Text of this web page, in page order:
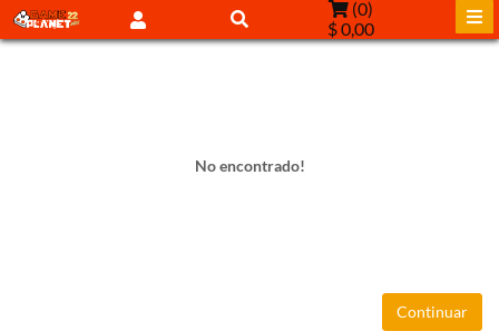
(0)
$ 0,00
No encontrado!
Continuar